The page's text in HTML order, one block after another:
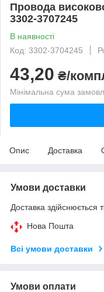
Провода
3302-3707245
В наявності
Код: 3302-3704245
43,20 ₴/
Мінімальна сума
Опис Доставка
Умови доставки
Доставка здійснюється
Нова Пошта
Всі умови доставки
Умови оплати